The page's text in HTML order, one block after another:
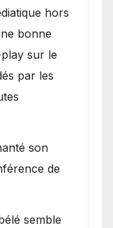
hors
bonne
sur le
par les
son
de
semble